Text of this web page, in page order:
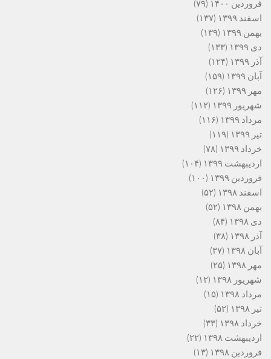
فروردین ۱۴۰۰
(۷۹)
اسفند ۱۳۹۹
(۱۳۷)
بهمن ۱۳۹۹
(۱۳۹)
دی ۱۳۹۹
(۱۳۳)
آذر ۱۳۹۹
(۱۲۴)
آبان ۱۳۹۹
(۱۵۹)
مهر ۱۳۹۹
(۱۲۶)
شهریور ۱۳۹۹
(۱۱۲)
مرداد ۱۳۹۹
(۱۱۶)
تیر ۱۳۹۹
(۱۱۹)
خرداد ۱۳۹۹
(۷۸)
اردیبهشت ۱۳۹۹
(۱۰۴)
فروردین ۱۳۹۹
(۱۰۰)
اسفند ۱۳۹۸
(۵۲)
بهمن ۱۳۹۸
(۵۲)
دی ۱۳۹۸
(۸۴)
آذر ۱۳۹۸
(۳۸)
آبان ۱۳۹۸
(۳۷)
مهر ۱۳۹۸
(۲۵)
شهریور ۱۳۹۸
(۱۲)
مرداد ۱۳۹۸
(۱۵)
تیر ۱۳۹۸
(۵۲)
خرداد ۱۳۹۸
(۳۳)
اردیبهشت ۱۳۹۸
(۲۲)
فروردین ۱۳۹۸
(۱۳)